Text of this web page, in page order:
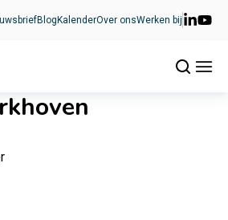
Blog KalenderOver onsWerken bij